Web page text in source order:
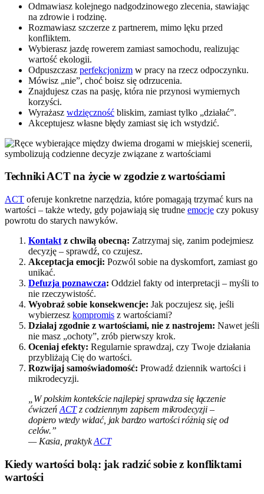
Odmawiasz kolejnego nadgodzinowego zlecenia, stawiając
na zdrowie i rodzinę.
Rozmawiasz szczerze z partnerem, mimo lęku przed
konfliktem.
Wybierasz jazdę rowerem zamiast samochodu, realizując
wartość ekologii.
Odpuszczasz perfekcjonizm w pracy na rzecz odpoczynku.
Mówisz „nie”, choć boisz się odrzucenia.
Znajdujesz czas na pasję, która nie przynosi wymiernych
korzyści.
Wyrażasz wdzięczność bliskim, zamiast tylko „działać”.
Akceptujesz własne błędy zamiast się ich wstydzić.
Techniki ACT na życie w zgodzie z wartościami
ACT oferuje konkretne narzędzia, które pomagają trzymać kurs na
wartości – także wtedy, gdy pojawiają się trudne emocje czy pokusy
powrotu do starych nawyków.
Kontakt z chwilą obecną: Zatrzymaj się, zanim podejmiesz
decyzję – sprawdź, co czujesz.
Akceptacja emocji: Pozwól sobie na dyskomfort, zamiast go
unikać.
Defuzja poznawcza: Oddziel fakty od interpretacji – myśli to
nie rzeczywistość.
Wyobraź sobie konsekwencje: Jak poczujesz się, jeśli
wybierzesz kompromis z wartościami?
Działaj zgodnie z wartościami, nie z nastrojem: Nawet jeśli
nie masz „ochoty”, zrób pierwszy krok.
Oceniaj efekty: Regularnie sprawdzaj, czy Twoje działania
przybliżają Cię do wartości.
Rozwijaj samoświadomość: Prowadź dziennik wartości i
mikrodecyzji.
„W polskim kontekście najlepiej sprawdza się łączenie
ćwiczeń ACTz codziennym zapisem mikrodecyzji –
dopiero wtedy widać, jak bardzo wartości różnią się od
celów.”
— Kasia, praktykACT
Kiedy wartości bolą: jak radzić sobie z konfliktami
wartości